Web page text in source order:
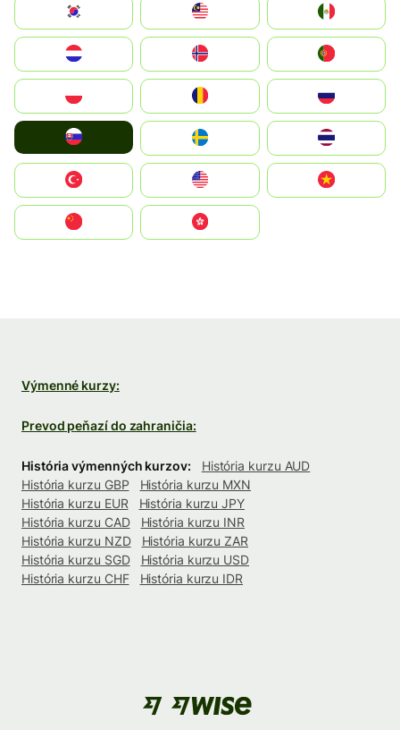
South Korea
United States
中國香港特別行政區
Výmenné kurzy:
Prevod peňazí do zahraničia:
História výmenných kurzov:
História kurzu AUD
História kurzu GBP
História kurzu MXN
História kurzu EUR
História kurzu JPY
História kurzu CAD
História kurzu INR
História kurzu NZD
História kurzu ZAR
História kurzu SGD
História kurzu USD
História kurzu CHF
História kurzu IDR